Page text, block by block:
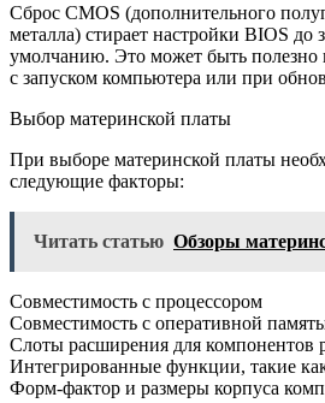
Сброс CMOS (дополнительного
металла) стирает настройки BIOS до
умолчанию. Это может быть полезно
с запуском компьютера или при
Выбор материнской платы
При выборе материнской платы
следующие факторы:
Читать статью Обзоры
Совместимость с процессором
Совместимость с оперативной
Слоты расширения для компонентов
Интегрированные функции, такие
Форм-фактор и размеры корпуса